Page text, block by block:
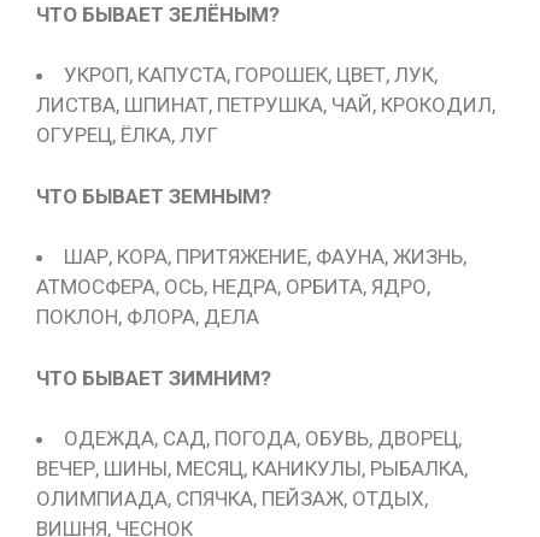
ЧТО БЫВАЕТ ЗЕЛЁНЫМ?
УКРОП, КАПУСТА, ГОРОШЕК, ЦВЕТ, ЛУК,
ЛИСТВА, ШПИНАТ, ПЕТРУШКА, ЧАЙ, КРОКОДИЛ,
ОГУРЕЦ, ЁЛКА, ЛУГ
ЧТО БЫВАЕТ ЗЕМНЫМ?
ШАР, КОРА, ПРИТЯЖЕНИЕ, ФАУНА, ЖИЗНЬ,
АТМОСФЕРА, ОСЬ, НЕДРА, ОРБИТА, ЯДРО,
ПОКЛОН, ФЛОРА, ДЕЛА
ЧТО БЫВАЕТ ЗИМНИМ?
ОДЕЖДА, САД, ПОГОДА, ОБУВЬ, ДВОРЕЦ,
ВЕЧЕР, ШИНЫ, МЕСЯЦ, КАНИКУЛЫ, РЫБАЛКА,
ОЛИМПИАДА, СПЯЧКА, ПЕЙЗАЖ, ОТДЫХ,
ВИШНЯ, ЧЕСНОК